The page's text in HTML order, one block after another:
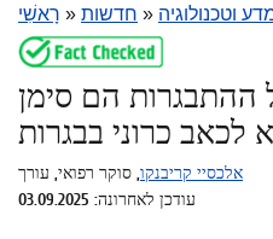
רָאשִׁי » חדשות » וטכנולוגיה
ההתבגרות הם סימן
לכאב כרוני בבגרות
אלכסיי קריבנקו, סוקר רפואי, עורך
עודכן לאחרונה: 03.09.2025